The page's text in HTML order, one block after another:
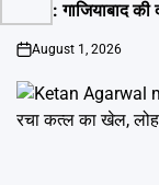
Gold: गाजियाबाद
on
August 1, 2026